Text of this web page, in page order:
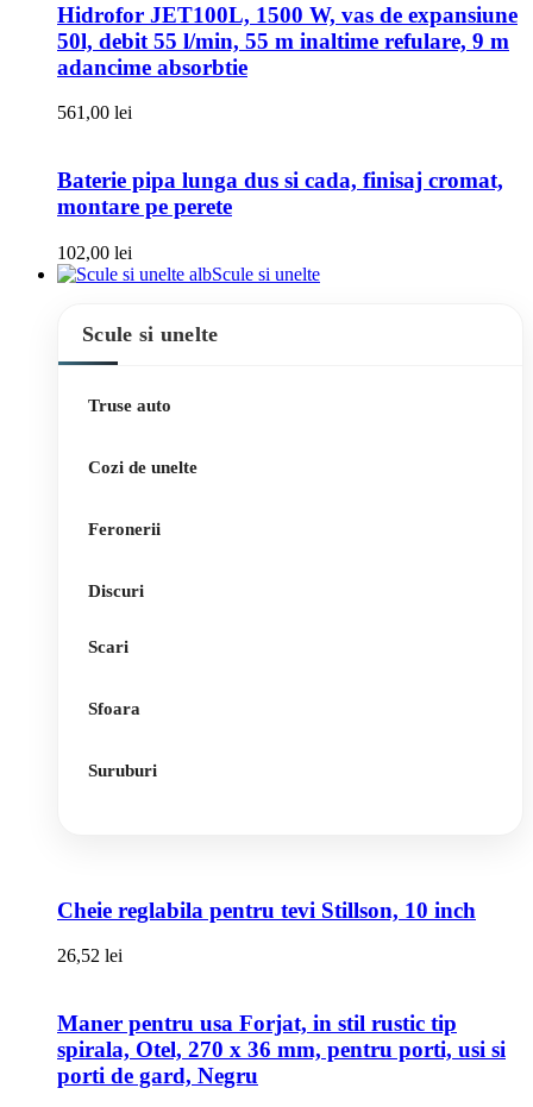
Hidrofor JET100L, 1500 W, vas de expansiune
50l, debit 55 l/min, 55 m inaltime refulare, 9 m
adancime absorbtie
561,00 lei
Baterie pipa lunga dus si cada, finisaj cromat,
montare pe perete
102,00 lei
Scule si unelte
Scule si unelte
Truse auto
Cozi de unelte
Feronerii
Discuri
Scari
Sfoara
Suruburi
Cheie reglabila pentru tevi Stillson, 10 inch
26,52 lei
Maner pentru usa Forjat, in stil rustic tip
spirala, Otel, 270 x 36 mm, pentru porti, usi si
porti de gard, Negru